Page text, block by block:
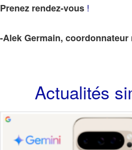
Prenez rendez-vous !
-Alek Germain, coordonnateur
Actualités